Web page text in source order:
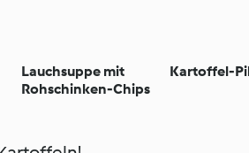
Lauchsuppe mit
Rohschinken-Chips
Kartoffel-